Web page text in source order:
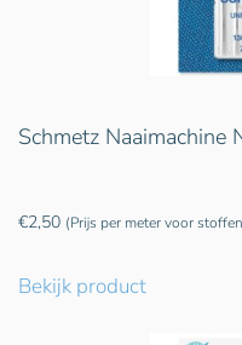
Schmetz Naaimachine
€2,50 (Prijs per meter voor
Bekijk product